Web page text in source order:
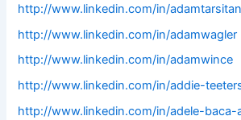
http://www.linkedin.com/in/
http://www.linkedin.com/in/adamwagler
http://www.linkedin.com/in/adamwince
http://www.linkedin.com/in/addie-
http://www.linkedin.com/in/adele-baca-